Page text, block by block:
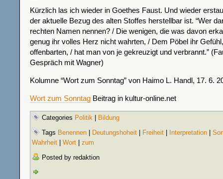
Kürzlich las ich wieder in Goethes Faust. Und wieder
der aktuelle Bezug des alten Stoffes herstellbar ist. “Wer
rechten Namen nennen? / Die wenigen, die was davon
genug ihr volles Herz nicht wahrten, / Dem Pöbel ihr
offenbarten, / hat man von je gekreuzigt und verbrannt.”
Gespräch mit Wagner)
Kolumne “Wort zum Sonntag” von Haimo L. Handl, 17. 6.
Wort zum Sonntag Beitrag in kultur-online.net
Categories Politik
Bildung
Tags Benennen Deutungshoheit Freiheit Interpretation
Wahrheit
Wort
zum
Posted by redaktion